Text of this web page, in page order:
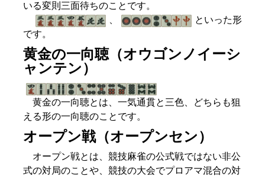
いる変則三面待ちのことです。
、
といった形
です。
黄金の一向聴（オウゴンノイーシ
ャンテン）
黄金の一向聴とは、一気通貫と三色、どちらも狙
える形の一向聴のことです。
オープン戦（オープンセン）
オープン戦とは、競技麻雀の公式戦ではない非公
式の対局のことや、競技の大会でプロアマ混合の対